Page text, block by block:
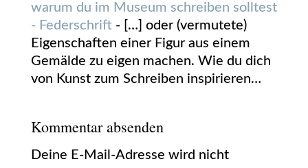
warum du im Museum schreiben solltest
- Federschrift- […] oder (vermutete)
Eigenschaften einer Figur aus einem
Gemälde zu eigen machen. Wie du dich
von Kunst zum Schreiben inspirieren…
Kommentar absenden
Deine E-Mail-Adresse wird nicht